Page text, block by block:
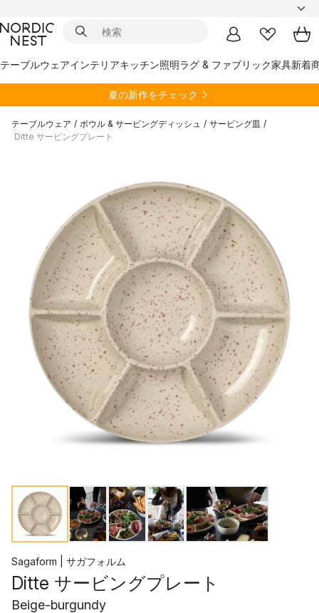
テーブルウェアインテリアキッチン照明ラグ & ファブリック家具新着
夏の新作をチェック
テーブルウェア / ボウル & サービングディッシュ / サービング皿 /
Ditte サービングプレート
Sagaform | サガフォルム
Ditte サービングプレート
Beige-burgundy